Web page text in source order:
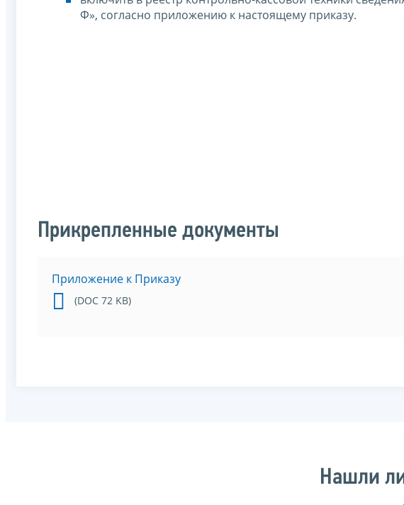
Ф», согласно приложению к настоящему приказу.
Прикрепленные документы
Приложение к Приказу
(DOC 72 KB)
Нашли